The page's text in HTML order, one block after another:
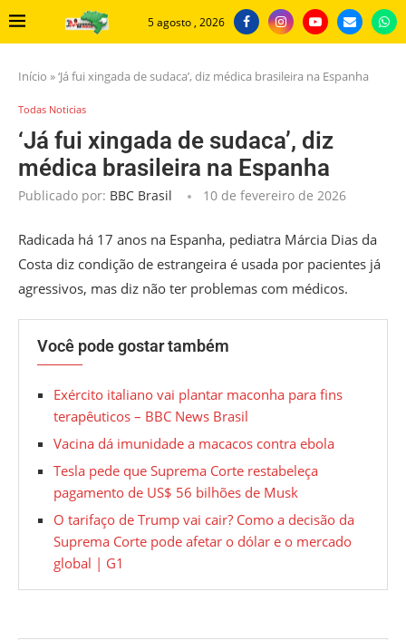
5 agosto , 2026
Início »‘Já fui xingada de sudaca’, diz médica brasileira na Espanha
Todas Noticias
‘Já fui xingada de sudaca’, diz
médica brasileira na Espanha
Publicado por: BBC Brasil 10 de fevereiro de 2026
Radicada há 17 anos na Espanha, pediatra Márcia Dias da
Costa diz condição de estrangeira é usada por pacientes já
agressivos, mas diz não ter problemas com médicos.
Você pode gostar também
Exército italiano vai plantar maconha para fins
terapêuticos – BBC News Brasil
Vacina dá imunidade a macacos contra ebola
Tesla pede que Suprema Corte restabeleça
pagamento de US$ 56 bilhões de Musk
O tarifaço de Trump vai cair? Como a decisão da
Suprema Corte pode afetar o dólar e o mercado
global | G1